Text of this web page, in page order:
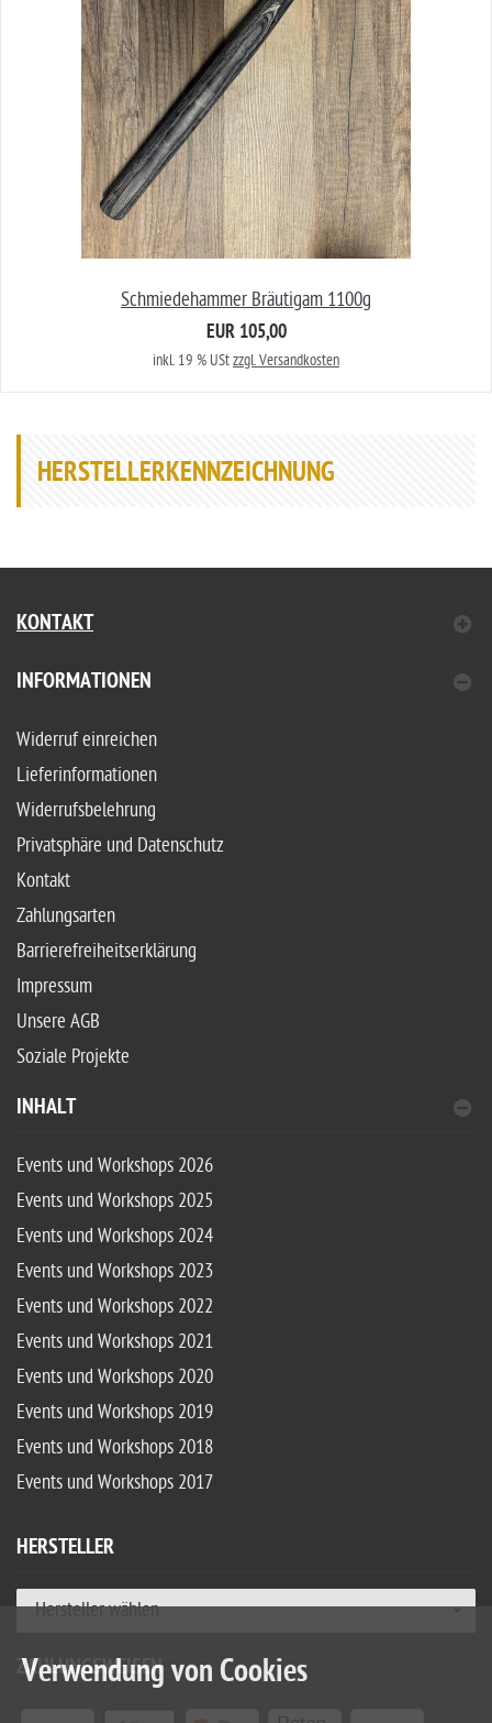
Schmiedehammer Bräutigam 1100g
EUR 105,00
inkl. 19 % UStzzgl. Versandkosten
HERSTELLERKENNZEICHNUNG
KONTAKT
INFORMATIONEN
Widerruf einreichen
Lieferinformationen
Widerrufsbelehrung
Privatsphäre und Datenschutz
Kontakt
Zahlungsarten
Barrierefreiheitserklärung
Impressum
Unsere AGB
Soziale Projekte
INHALT
Events und Workshops 2026
Events und Workshops 2025
Events und Workshops 2024
Events und Workshops 2023
Events und Workshops 2022
Events und Workshops 2021
Events und Workshops 2020
Events und Workshops 2019
Events und Workshops 2018
Events und Workshops 2017
HERSTELLER
Hersteller wählen
ZAHLUNGSWEISEN
Verwendung von Cookies